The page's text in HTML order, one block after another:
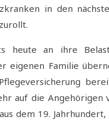
in den
heute an ihre
Familie
auf die
dem 19.